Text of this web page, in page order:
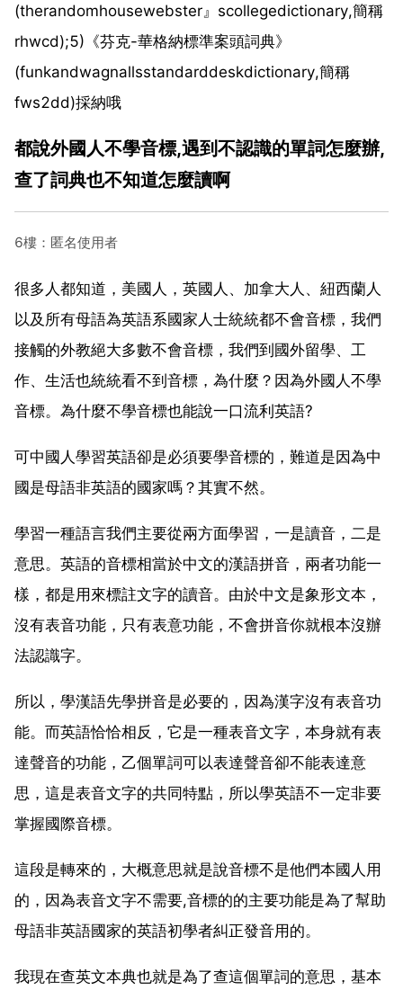
(therandomhousewebster』scollegedictionary,簡稱
rhwcd);5)《芬克-華格納標準案頭詞典》
(funkandwagnallsstandarddeskdictionary,簡稱
fws2dd)採納哦
都說外國人不學音標,遇到不認識的單詞怎麼辦,
查了詞典也不知道怎麼讀啊
6樓：匿名使用者
很多人都知道，美國人，英國人、加拿大人、紐西蘭人
以及所有母語為英語系國家人士統統都不會音標，我們
接觸的外教絕大多數不會音標，我們到國外留學、工
作、生活也統統看不到音標，為什麼？因為外國人不學
音標。為什麼不學音標也能說一口流利英語?
可中國人學習英語卻是必須要學音標的，難道是因為中
國是母語非英語的國家嗎？其實不然。
學習一種語言我們主要從兩方面學習，一是讀音，二是
意思。英語的音標相當於中文的漢語拼音，兩者功能一
樣，都是用來標註文字的讀音。由於中文是象形文本，
沒有表音功能，只有表意功能，不會拼音你就根本沒辦
法認識字。
所以，學漢語先學拼音是必要的，因為漢字沒有表音功
能。而英語恰恰相反，它是一種表音文字，本身就有表
達聲音的功能，乙個單詞可以表達聲音卻不能表達意
思，這是表音文字的共同特點，所以學英語不一定非要
掌握國際音標。
這段是轉來的，大概意思就是說音標不是他們本國人用
的，因為表音文字不需要,音標的的主要功能是為了幫助
母語非英語國家的英語初學者糾正發音用的。
我現在查英文本典也就是為了查這個單詞的意思，基本